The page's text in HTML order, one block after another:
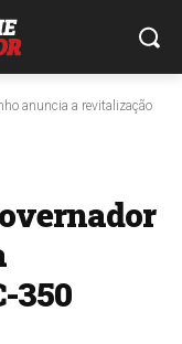
anuncia a revitalização
350